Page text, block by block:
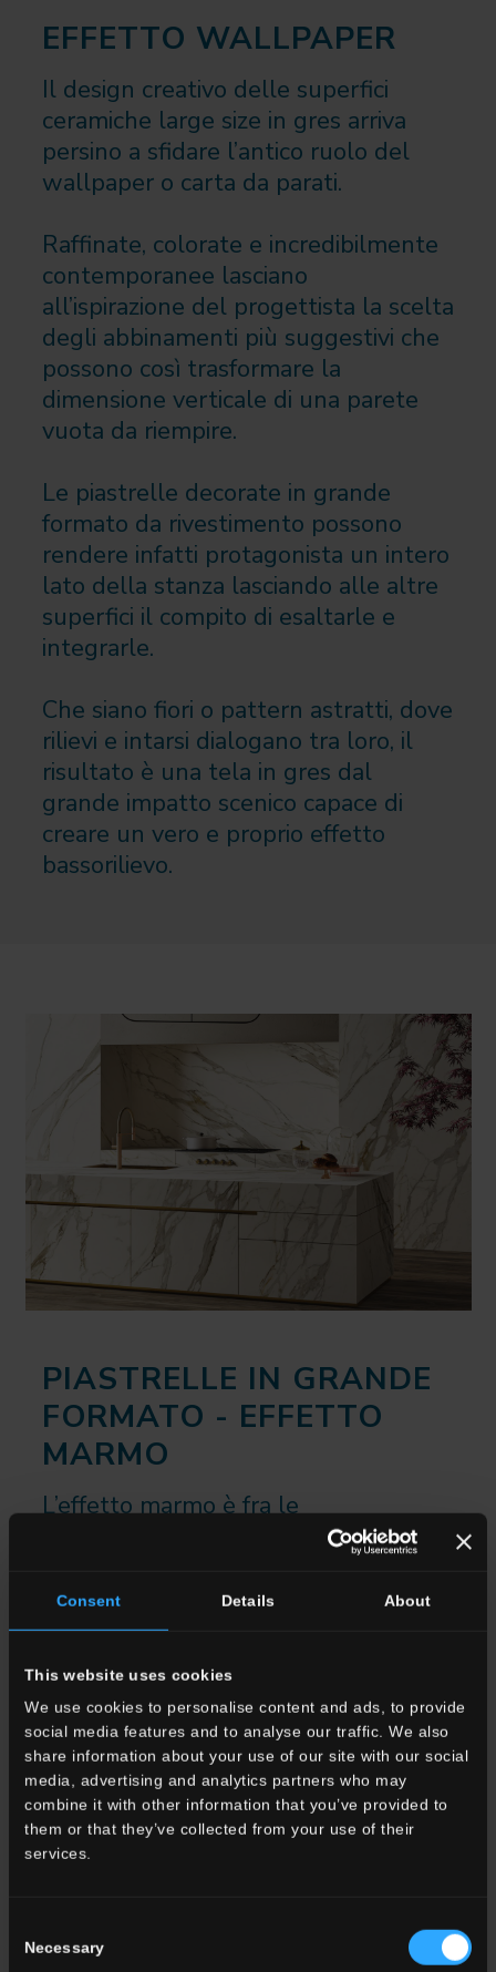
Consent Details About
This website uses cookies
We use cookies to personalise content and ads, to provide
social media features and to analyse our traffic. We also
share information about your use of our site with our social
media, advertising and analytics partners who may
combine it with other information that you’ve provided to
them or that they’ve collected from your use of their
services.
Selection
Necessary
EFFETTO WALLPAPER
Il design creativo delle superfici
ceramiche large size in gres arriva
persino a sfidare l’antico ruolo del
wallpaper o carta da parati.
Raffinate, colorate e incredibilmente
contemporanee lasciano
all’ispirazione del progettista la scelta
degli abbinamenti più suggestivi che
possono così trasformare la
dimensione verticale di una parete
vuota da riempire.
Le piastrelle decorate in grande
formato da rivestimento possono
rendere infatti protagonista un intero
lato della stanza lasciando alle altre
superfici il compito di esaltarle e
integrarle.
Che siano fiori o pattern astratti, dove
rilievi e intarsi dialogano tra loro, il
risultato è una tela in gres dal
grande impatto scenico capace di
creare un vero e proprio effetto
bassorilievo.
PIASTRELLE IN GRANDE
FORMATO - EFFETTO
MARMO
L’effetto marmo è fra le
pavimentazioni e i rivestimenti più
Uno stile senza tempo con cui si
riesce a realizzare ambienti glamour e
ricchi di fascino.
Ci sono collezioni liberamente ispirate
a marmi pregiati, per lo più italiani, e
collezioni nate dalla creatività dei
laboratori di ricerca interni che, grazie
texture originali e particolarmente